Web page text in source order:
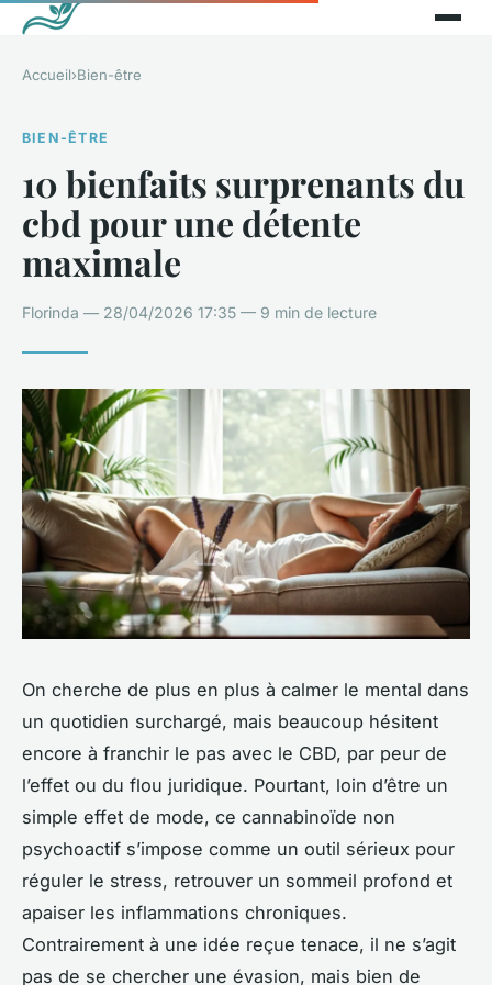
Accueil›Bien-être
BIEN-ÊTRE
10 bienfaits surprenants du
cbd pour une détente
maximale
Florinda — 28/04/2026 17:35 — 9 min de lecture
On cherche de plus en plus à calmer le mental dans
un quotidien surchargé, mais beaucoup hésitent
encore à franchir le pas avec le CBD, par peur de
l’effet ou du flou juridique. Pourtant, loin d’être un
simple effet de mode, ce cannabinoïde non
psychoactif s’impose comme un outil sérieux pour
réguler le stress, retrouver un sommeil profond et
apaiser les inflammations chroniques.
Contrairement à une idée reçue tenace, il ne s’agit
pas de se chercher une évasion, mais bien de